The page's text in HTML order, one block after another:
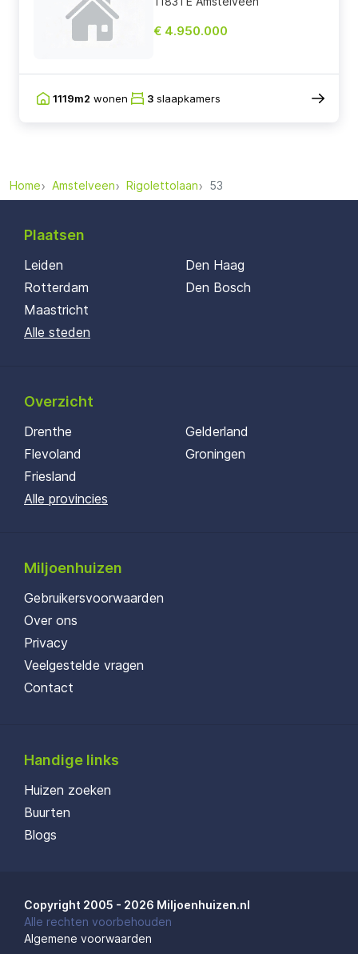
€ 4.950.000
1119m2 wonen 3 slaapkamers
Home Amstelveen Rigolettolaan 53
Plaatsen
Leiden
Rotterdam
Maastricht
Den Haag
Den Bosch
Alle steden
Overzicht
Drenthe
Flevoland
Friesland
Gelderland
Groningen
Alle provincies
Miljoenhuizen
Gebruikersvoorwaarden
Over ons
Privacy
Veelgestelde vragen
Contact
Handige links
Huizen zoeken
Buurten
Blogs
Copyright 2005 - 2026 Miljoenhuizen.nl
Alle rechten voorbehouden
Algemene voorwaarden